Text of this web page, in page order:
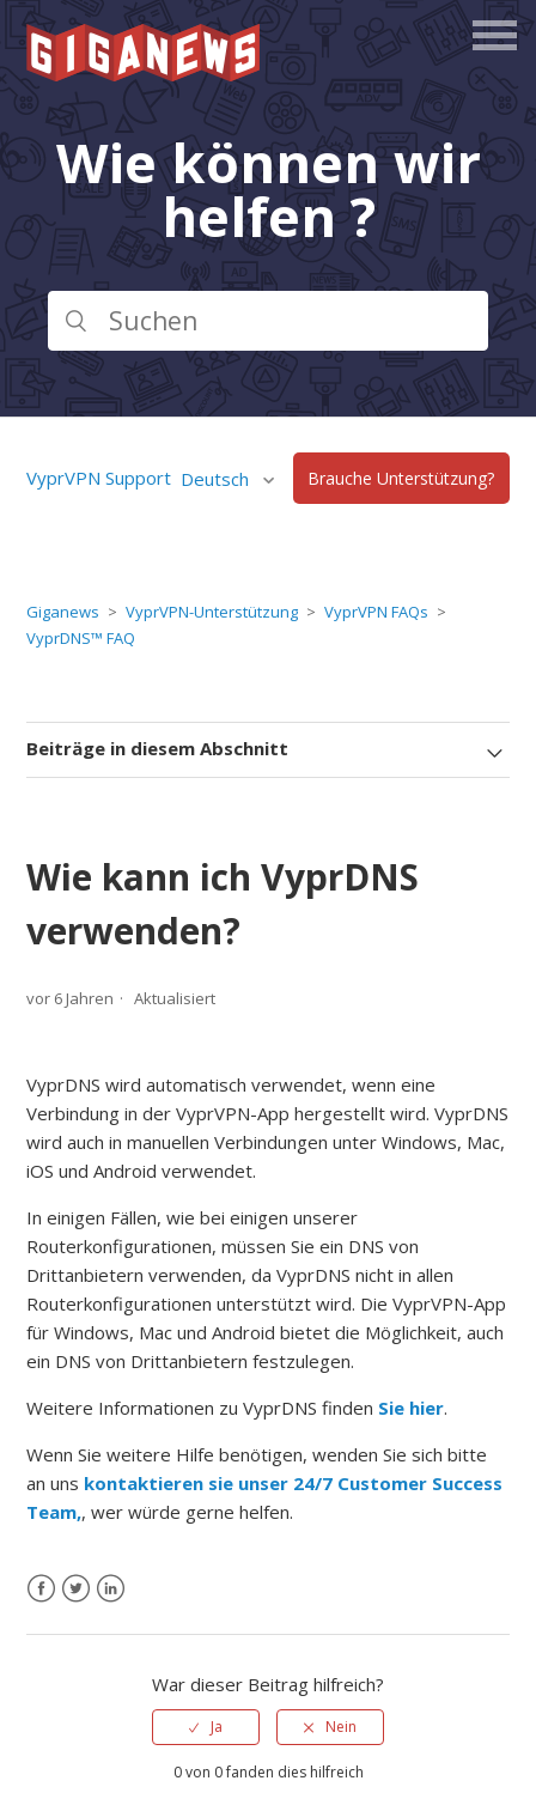
Wie können wir
helfen ?
VyprVPN Support Deutsch Brauche Unterstützung?
Giganews VyprVPN-Unterstützung
VyprVPN FAQs
VyprDNS™ FAQ
Beiträge in diesem Abschnitt
Wie kann ich VyprDNS
verwenden?
vor 6 Jahren Aktualisiert
VyprDNS wird automatisch verwendet, wenn eine
Verbindung in der VyprVPN-App hergestellt wird. VyprDNS
wird auch in manuellen Verbindungen unter Windows, Mac,
iOS und Android verwendet.
In einigen Fällen, wie bei einigen unserer
Routerkonfigurationen, müssen Sie ein DNS von
Drittanbietern verwenden, da VyprDNS nicht in allen
Routerkonfigurationen unterstützt wird. Die VyprVPN-App
für Windows, Mac und Android bietet die Möglichkeit, auch
ein DNS von Drittanbietern festzulegen.
Weitere Informationen zu VyprDNS finden Sie hier.
Wenn Sie weitere Hilfe benötigen, wenden Sie sich bitte
an uns kontaktieren sie unser 24/7 Customer Success
Team,, wer würde gerne helfen.
War dieser Beitrag hilfreich?
Ja Nein
0 von 0 fanden dies hilfreich